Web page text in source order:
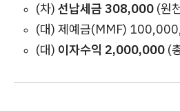
(차) 선납세금 308,000 (원
(대) 제예금(MMF)
(대) 이자수익 2,000,000 (